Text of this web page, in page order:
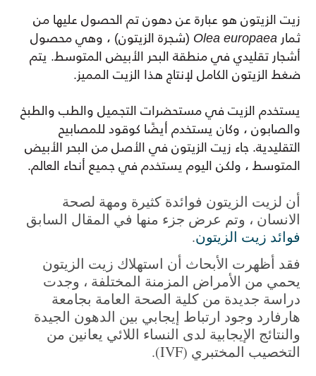
زيت الزيتون هو عبارة عن دهون تم الحصول عليها من
ثمارOlea europaea (شجرة الزيتون) ، وهي محصول
أشجار تقليدي في منطقة البحر الأبيض المتوسط. يتم
ضغط الزيتون الكامل لإنتاج هذا الزيت المميز.
يستخدم الزيت في مستحضرات التجميل والطب والطبخ
والصابون ، وكان يستخدم أيضًا كوقود للمصابيح
التقليدية. جاء زيت الزيتون في الأصل من البحر الأبيض
المتوسط ​​، ولكن اليوم يستخدم في جميع أنحاء العالم.
أن لزيت الزيتون فوائدة كثيرة ومهة لصحة
الانسان ، وتم عرض جزء منها في المقال السابق
فوائد زيت الزيتون.
فقد أظهرت الأبحاث أن استهلاك زيت الزيتون
يحمي من الأمراض المزمنة المختلفة ، وجدت
دراسة جديدة من كلية الصحة العامة بجامعة
هارفارد وجود ارتباط إيجابي بين الدهون الجيدة
والنتائج الإيجابية لدى النساء اللائي يعانين من
التخصيب المختبري (IVF).